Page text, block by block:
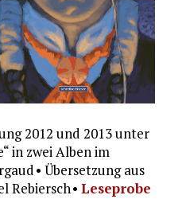
2012 und 2013 unter
in zwei Alben im
• Übersetzung aus
Rebiersch • Leseprobe